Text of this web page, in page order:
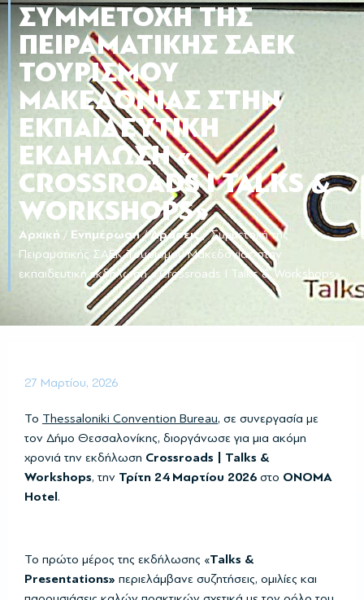
ΣΥΜΜΕΤΟΧΉ ΤΗΣ
ΠΕΙΡΑΜΑΤΙΚΉΣ ΣΑΕΚ
ΤΟΥΡΙΣΜΟΎ
ΜΑΚΕΔΟΝΊΑΣ ΣΤΗΝ
ΕΚΠΑΙΔΕΥΤΙΚΉ
ΕΚΔΉΛΩΣΗ «
CROSSROADS Ι TALKS &
WORKSHOPS»
Αρχική / Ενημέρωση/Δράσεις/Συμμετοχή της
Πειραματικής ΣΑΕΚ Τουρισμού Μακεδονίας στην
εκπαιδευτική εκδήλωση « Crossroads Ι Talks & Workshops»
27 Μαρτίου, 2026
Το Thessaloniki Convention Bureau, σε συνεργασία με
τον Δήμο Θεσσαλονίκης, διοργάνωσε για μια ακόμη
χρονιά την εκδήλωση Crossroads | Talks &
Workshops, την Τρίτη 24 Μαρτίου 2026 στο ONOMA
Hotel.
Το πρώτο μέρος της εκδήλωσης «Talks &
Presentations» περιελάμβανε συζητήσεις, ομιλίες και